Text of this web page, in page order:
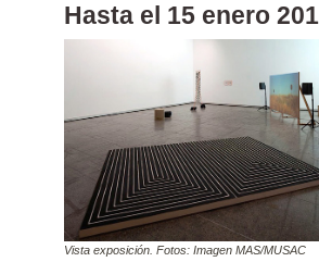
Hasta el 15 enero
Vista exposición. Fotos: Imagen MAS/MUSAC